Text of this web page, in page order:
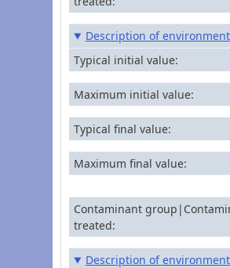
Description of
Typical initial value
Maximum initial value
Typical final value
Maximum final value
Contaminant
treated
Description of